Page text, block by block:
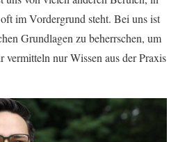
im Vordergrund steht. Bei uns ist
Grundlagen zu beherrschen, um
vermitteln nur Wissen aus der Praxis